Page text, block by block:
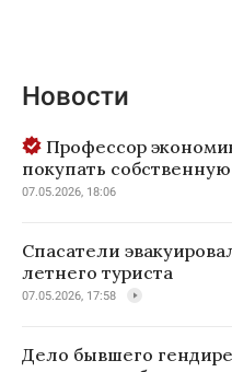
Новости
Профессор
покупать
07.05.2026, 18:06
Спасатели
летнего туриста
07.05.2026, 17:58
Дело бывшего